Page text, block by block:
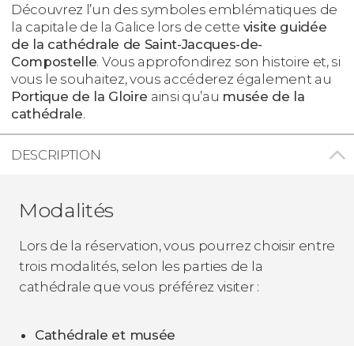
Découvrez l’un des symboles emblématiques de
la capitale de la Galice lors de cette visite guidée
de la cathédrale de Saint-Jacques-de-
Compostelle. Vous approfondirez son histoire et, si
vous le souhaitez, vous accéderez également au
Portique de la Gloire ainsi qu’au musée de la
cathédrale.
DESCRIPTION
Modalités
Lors de la réservation, vous pourrez choisir entre
trois modalités, selon les parties de la
cathédrale que vous préférez visiter :
Cathédrale et musée